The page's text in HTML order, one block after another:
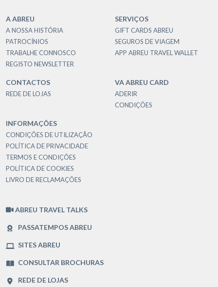
A ABREU
A NOSSA HISTÓRIA
PATROCÍNIOS
TRABALHE CONNOSCO
REGISTO NEWSLETTER
SERVIÇOS
GIFT CARDS ABREU
SEGUROS DE VIAGEM
APP ABREU TRAVEL WALLET
CONTACTOS
REDE DE LOJAS
VA ABREU CARD
ADERIR
CONDIÇÕES
INFORMAÇÕES
CONDIÇÕES DE UTILIZAÇÃO
POLÍTICA DE PRIVACIDADE
TERMOS E CONDIÇÕES
POLÍTICA DE COOKIES
LIVRO DE RECLAMAÇÕES
ABREU TRAVEL TALKS
PASSATEMPOS ABREU
SITES ABREU
CONSULTAR BROCHURAS
REDE DE LOJAS